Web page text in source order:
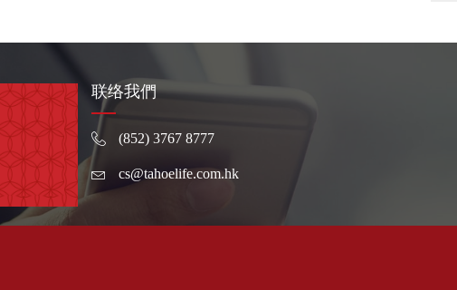
联络我們
(852) 3767 8777
cs@tahoelife.com.hk